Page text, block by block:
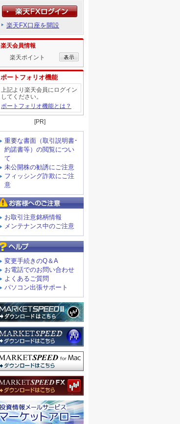
楽天FX口座を開設
楽天会員情報
楽天ポイント
ポートフォリオ機能
上記より楽天会員にログイン
してください。
ポートフォリオ機能とは？
[PR]
重要な書面（取引説明書･
約諾書等）の閲覧につい
て
未公開株の勧誘にご注意
フィッシング詐欺にご注
意
お取引注意銘柄情報
メンテナンス中のご注意
変更手続きのQ＆A
お電話でのお問い合わせ
よくあるご質問
パソコン出張サポート